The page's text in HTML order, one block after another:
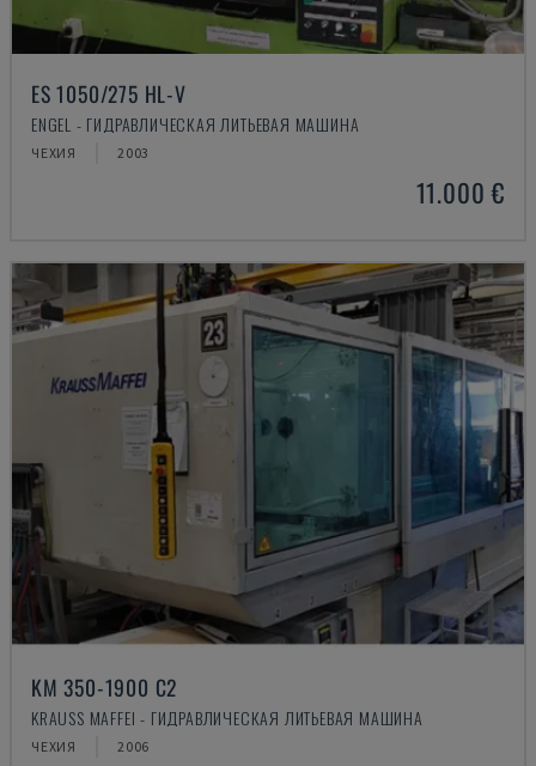
ES 1050/275 HL-V
ENGEL - ГИДРАВЛИЧЕСКАЯ ЛИТЬЕВАЯ МАШИНА
ЧЕХИЯ 2003
11.000 €
KM 350-1900 C2
KRAUSS MAFFEI - ГИДРАВЛИЧЕСКАЯ ЛИТЬЕВАЯ МАШИНА
ЧЕХИЯ 2006